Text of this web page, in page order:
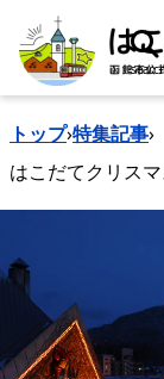
トップ›特集記事›
はこだてクリス